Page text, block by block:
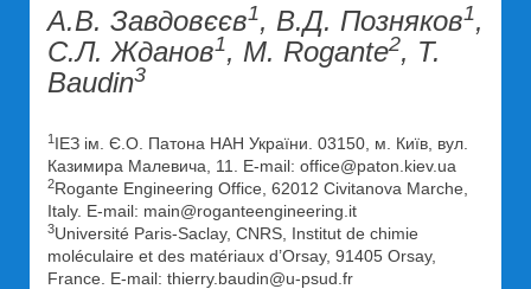
А.В. Завдовєєв1, В.Д. Позняков1,
С.Л. Жданов1, M. Rogante2, T.
Baudin3
1 ІЕЗ ім. Є.О. Патона НАН України. 03150, м. Київ, вул.
Казимира Малевича, 11. E-mail: office@paton.kiev.ua
2Rogante Engineering Office, 62012 Civitanova Marche,
Italy. E-mail: main@roganteengineering.it
3Université Paris-Saclay, CNRS, Institut de chimie
moléculaire et des matériaux d’Orsay, 91405 Orsay,
France. E-mail: thierry.baudin@u-psud.fr